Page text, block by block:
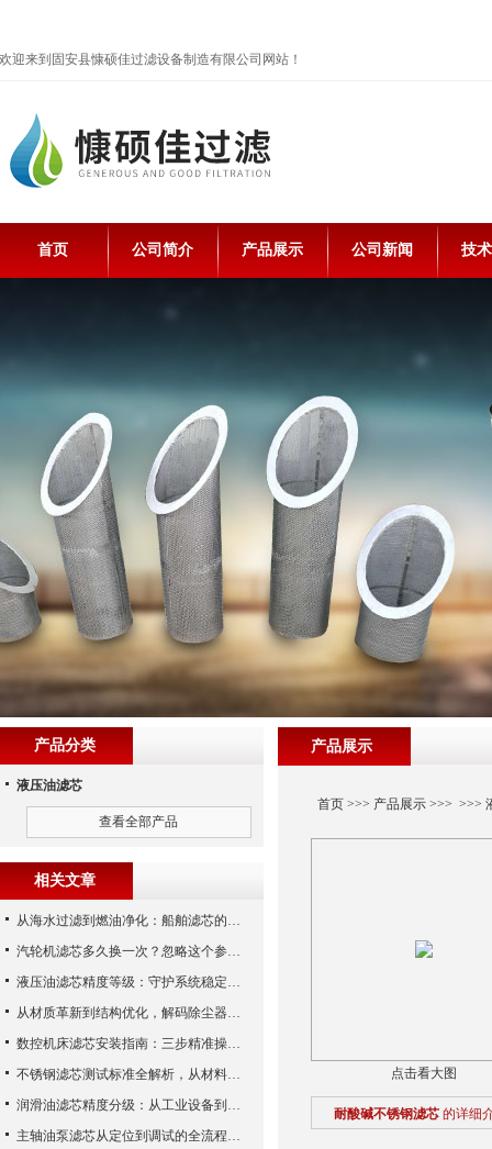
欢迎来到固安县慷硕佳过滤设备制造有限公司网站！
首页 公司简介 产品展示 公司新闻 技
产品展示
首页>>> 产品展示>>> >>>
点击看大图
耐酸碱不锈钢滤芯 的详细
产品分类
液压油滤芯
查看全部产品
相关文章
从海水过滤到燃油净化：船舶滤芯的多场景应用解析
汽轮机滤芯多久换一次？忽略这个参数，机组非停损失可能上百万！
液压油滤芯精度等级：守护系统稳定与寿命的“微米标尺”
从材质革新到结构优化，解码除尘器滤芯性能跃升的核心逻辑
数控机床滤芯安装指南：三步精准操作，杜绝设备“亚健康”
不锈钢滤芯测试标准全解析，从材料性能到应用场景的严苛验证
润滑油滤芯精度分级：从工业设备到精密系统的过滤密码
主轴油泵滤芯从定位到调试的全流程解析